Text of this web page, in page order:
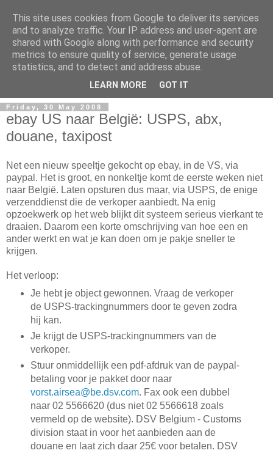
Mark Van den Borre
Friday, 30 May 2008
ebay US naar België: USPS, abx,
douane, taxipost
Net een nieuw speeltje gekocht op ebay, in de VS, via
paypal. Het is groot, en nonkeltje komt de eerste weken niet
naar België. Laten opsturen dus maar, via USPS, de enige
verzenddienst die de verkoper aanbiedt. Na enig
opzoekwerk op het web blijkt dit systeem serieus vierkant te
draaien. Daarom een korte omschrijving van hoe een en
ander werkt en wat je kan doen om je pakje sneller te
krijgen.
Het verloop:
Je hebt je object gewonnen. Vraag de verkoper
de USPS-trackingnummers door te geven zodra
hij kan.
Je krijgt de USPS-trackingnummers van de
verkoper.
Stuur onmiddellijk een pdf-afdruk van de paypal-
betaling voor je pakket door naar
vorst.airsea@be.dsv.com. Fax ook een dubbel
naar 02 5566620 (dus niet 02 5566618 zoals
vermeld op de website). DSV Belgium - Customs
division staat in voor het aanbieden aan de
douane en laat zich daar 25€ voor betalen. DSV
This site uses cookies from Google to deliver its services
and to analyze traffic. Your IP address and user-agent are
shared with Google along with performance and security
metrics to ensure quality of service, generate usage
statistics, and to detect and address abuse.
LEARN MORE GOT IT